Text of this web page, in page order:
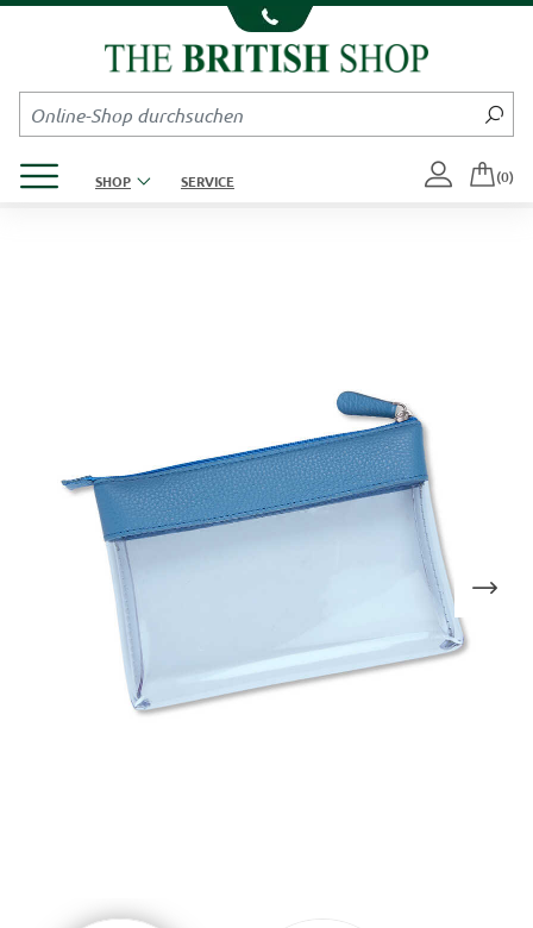
Kompletten Head der Seite überspringen
SHOP SERVICE (0)